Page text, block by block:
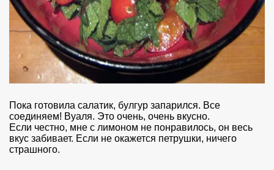
Пока готовила салатик, булгур запарился. Все
соединяем! Вуаля. Это очень, очень вкусно.
Если честно, мне с лимоном не понравилось, он весь
вкус забивает. Если не окажется петрушки, ничего
страшного.